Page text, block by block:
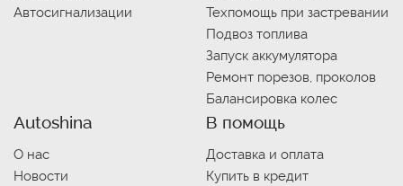
Автосигнализации
Техпомощь при застревании
Подвоз топлива
Запуск аккумулятора
Ремонт порезов, проколов
Балансировка колес
Autoshina
О нас
Новости
В помощь
Доставка и оплата
Купить в кредит